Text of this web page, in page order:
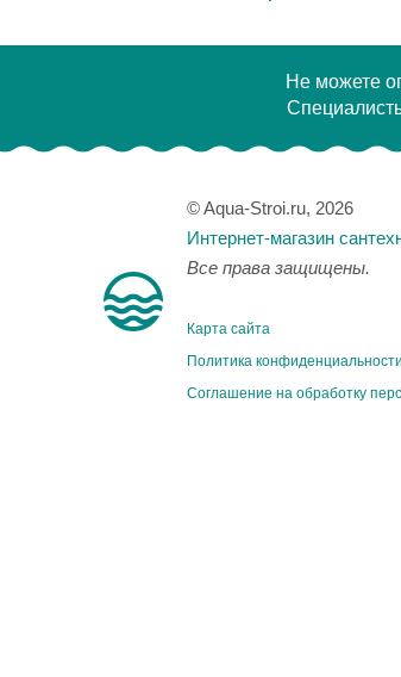
Не можете
© Aqua-Stroi.ru, 2026
Интернет-магазин
Все права защищены.
Карта сайта
Политика конфиденциальности
Соглашение на обработку